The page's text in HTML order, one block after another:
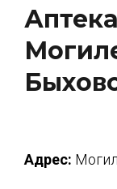
Адрес: